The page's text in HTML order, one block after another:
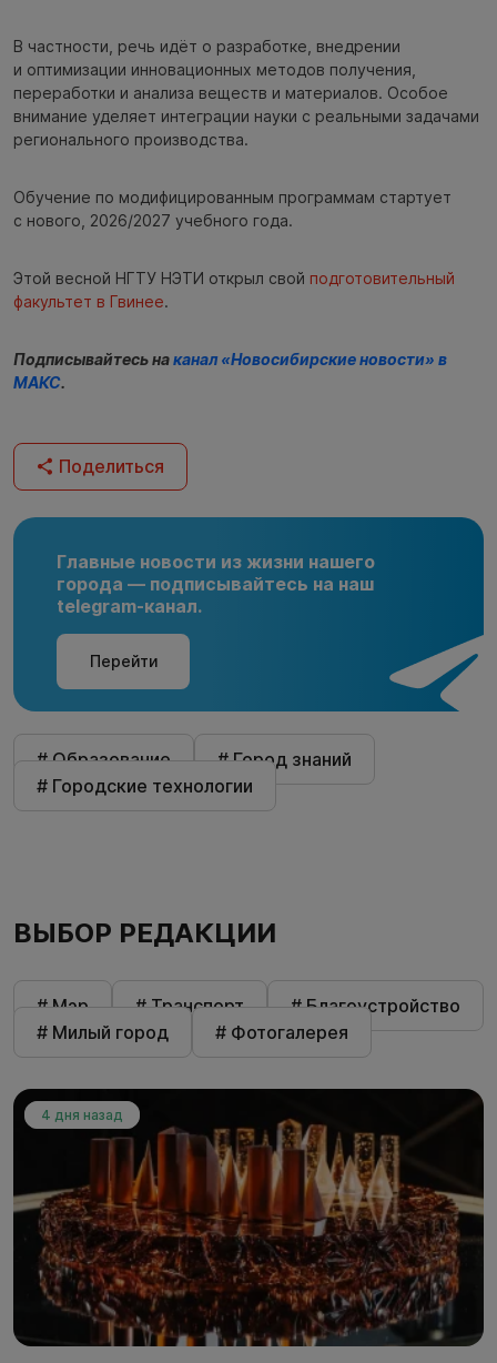
В частности, речь идёт о разработке, внедрении
и оптимизации инновационных методов получения,
переработки и анализа веществ и материалов. Особое
внимание уделяет интеграции науки с реальными задачами
регионального производства.
Обучение по модифицированным программам стартует
с нового, 2026/2027 учебного года.
Этой весной НГТУ НЭТИ открыл свой подготовительный
факультет в Гвинее.
Подписывайтесь наканал «Новосибирские новости» в
МАКС.
Поделиться
Главные новости из жизни нашего
города — подписывайтесь на наш
telegram-канал.
Перейти
# Образование
# Город знаний
# Городские технологии
ВЫБОР РЕДАКЦИИ
# Мэр # Транспорт
# Благоустройство
# Милый город
# Фотогалерея
4 дня назад